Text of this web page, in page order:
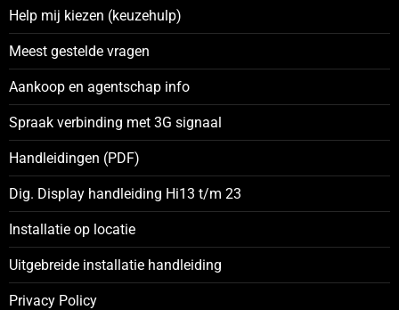
Help mij kiezen (keuzehulp)
Meest gestelde vragen
Aankoop en agentschap info
Spraak verbinding met 3G signaal
Handleidingen (PDF)
Dig. Display handleiding Hi13 t/m 23
Installatie op locatie
Uitgebreide installatie handleiding
Privacy Policy